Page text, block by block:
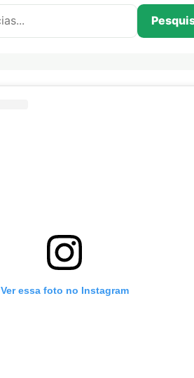
Ver essa foto no Instagram